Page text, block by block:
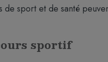
de sport et de santé
sportif